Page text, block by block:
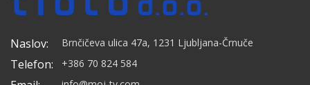
Naslov: Brnčičeva ulica 47a, 1231 Ljubljana-Črnuče
Telefon: +386 70 824 584